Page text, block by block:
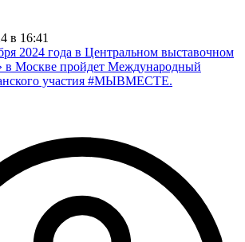
в 16:41
2024 года в Центральном выставочном
в Москве пройдет Международный
участия #МЫВМЕСТЕ.